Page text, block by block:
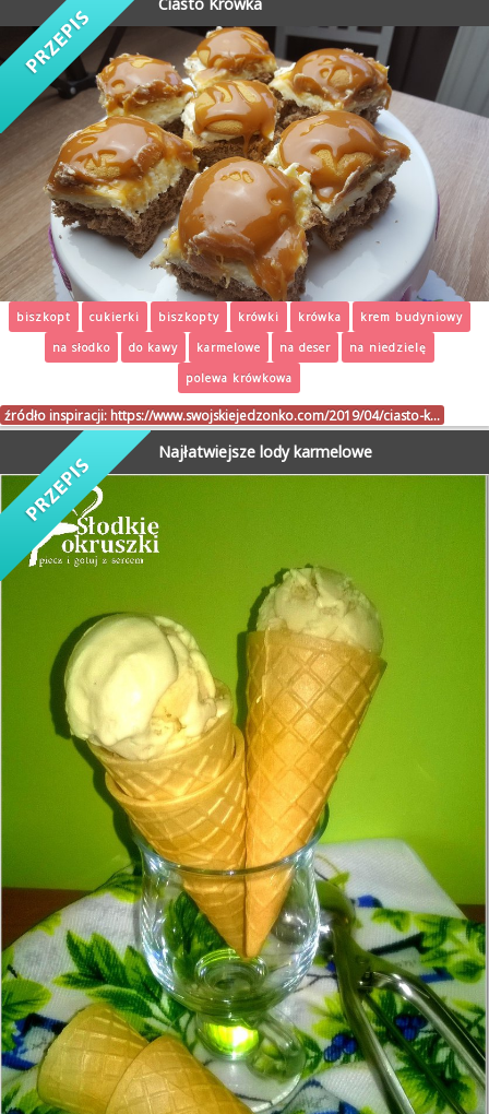
biszkopt cukierki biszkopty krówki krówka
krem budyniowy
na słodko
do kawy karmelowe na deser
na niedzielę
polewa krówkowa
źródło inspiracji: https://www.swojskiejedzonko.com/2019/04/ciasto-k…
Najłatwiejsze lody karmelowe